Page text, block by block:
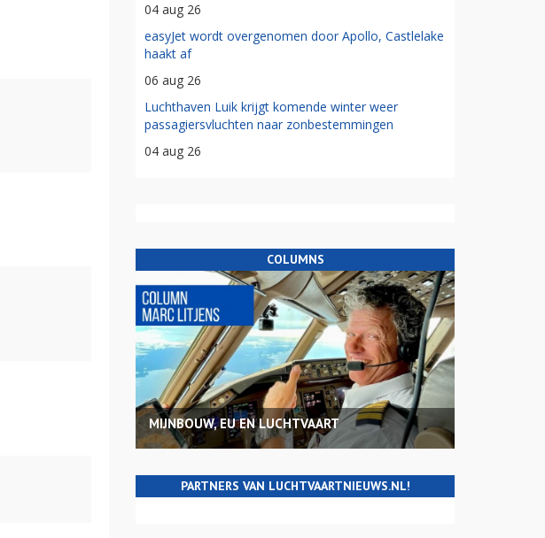
04 aug 26
easyJet wordt overgenomen door Apollo, Castlelake
haakt af
06 aug 26
Luchthaven Luik krijgt komende winter weer
passagiersvluchten naar zonbestemmingen
04 aug 26
COLUMNS
MIJNBOUW, EU EN LUCHTVAART
PARTNERS VAN LUCHTVAARTNIEUWS.NL!